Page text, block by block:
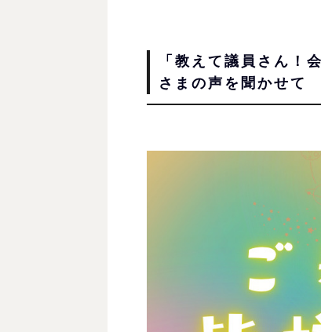
「教えて議員さん！
さまの声を聞かせて